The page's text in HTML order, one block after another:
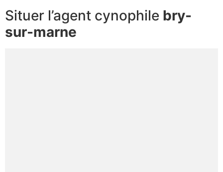
Situer l’agent cynophile bry-
sur-marne